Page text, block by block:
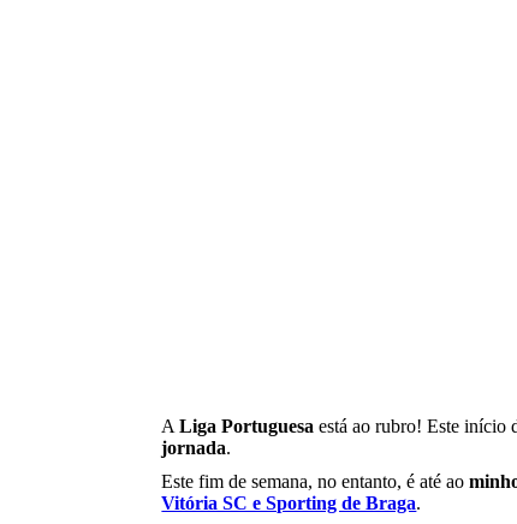
ALiga Portuguesaestá ao rubro! Este início
jornada.
Este fim de semana, no entanto, é até ao
Vitória SC e Sporting de Braga.